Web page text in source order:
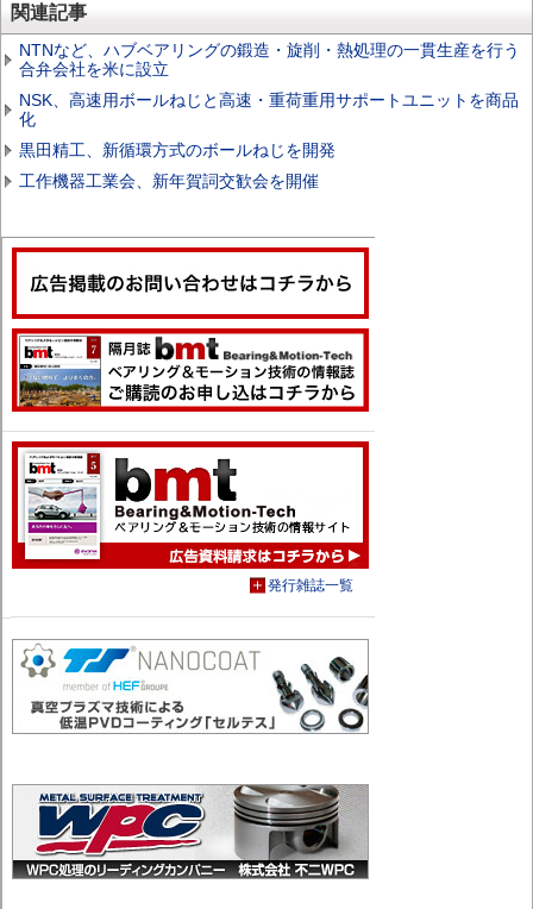
関連記事
NTNなど、ハブベアリングの鍛造・旋削・熱処理の一貫生産を行う
合弁会社を米に設立
NSK、高速用ボールねじと高速・重荷重用サポートユニットを商品
化
黒田精工、新循環方式のボールねじを開発
工作機器工業会、新年賀詞交歓会を開催
発行雑誌一覧